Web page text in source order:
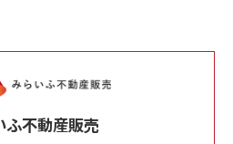
ふ不動産販売